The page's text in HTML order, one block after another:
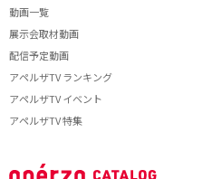
動画一覧
展示会取材動画
配信予定動画
アペルザTV ランキング
アペルザTV イベント
アペルザTV 特集